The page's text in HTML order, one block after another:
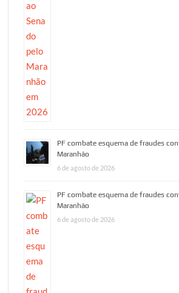
PF combate esquema de fraudes
Maranhão
6 de agosto de 2026
PF combate esquema de fraudes
Maranhão
6 de agosto de 2026